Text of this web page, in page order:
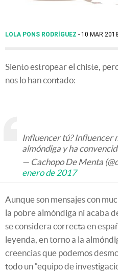
LOLA PONS RODRÍGUEZ 10 MAR
Siento estropear el chiste,
nos lo han contado:
Influencer tú? Influencer
almóndiga y ha
— Cachopo De Menta
enero de 2017
Aunque son mensajes con
la pobre almóndiga ni acaba
se considera correcta en
leyenda, en torno a la
creencias que podemos
todo un “equipo de